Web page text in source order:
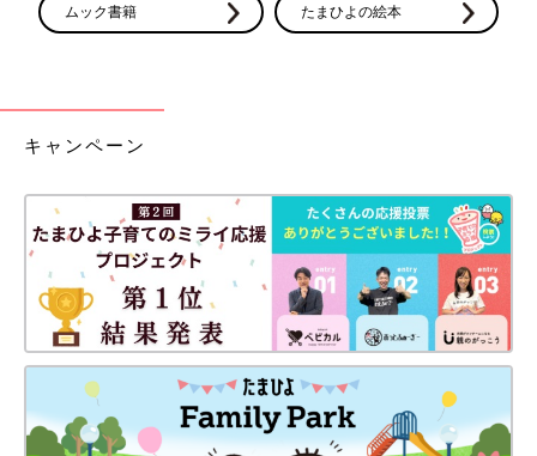
ムック書籍 たまひよの絵本
キャンペーン